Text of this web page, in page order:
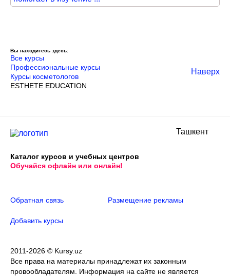
Вы находитесь здесь:
Все курсы
Профессиональные курсы
Курсы косметологов
ESTHETE EDUCATION
Наверх
Ташкент
Каталог курсов и учебных центров
Обучайся офлайн или онлайн!
Обратная связь Размещение рекламы
Добавить курсы
2011-2026 © Kursy.uz
Все права на материалы принадлежат их законным
провообладателям. Информация на сайте не является